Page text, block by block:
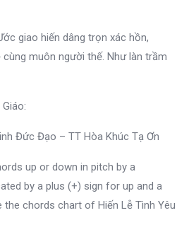
giao hiến dâng trọn xác hồn,
cùng muôn người thế. Như làn trầm
Đức Đạo – TT Hòa Khúc Tạ Ơn
up or down in pitch by a
by a plus (+) sign for up and a
chords chart of Hiến Lễ Tình Yêu